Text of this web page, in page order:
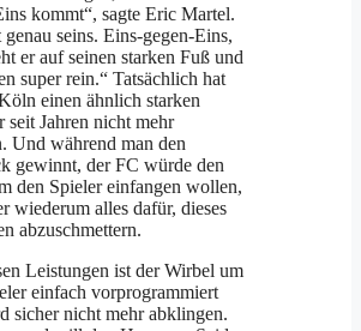
kommt“, sagte Eric Martel.
genau seins. Eins-gegen-Eins,
er auf seinen starken Fuß und
super rein.“ Tatsächlich hat
einen ähnlich starken
seit Jahren nicht mehr
Und während man den
gewinnt, der FC würde den
den Spieler einfangen wollen,
wiederum alles dafür, dieses
abzuschmettern.
Leistungen ist der Wirbel um
einfach vorprogrammiert
sicher nicht mehr abklingen.